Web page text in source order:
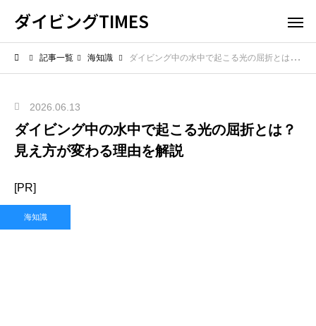
ダイビングTIMES
記事一覧 海知識 ダイビング中の水中で起こる光の屈折とは？見え方が変わる理由を解説
2026.06.13
ダイビング中の水中で起こる光の屈折とは？
見え方が変わる理由を解説
[PR]
海知識